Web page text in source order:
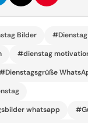
Bilder
#dienstag
#Dienstagsgrüße
whatsapp